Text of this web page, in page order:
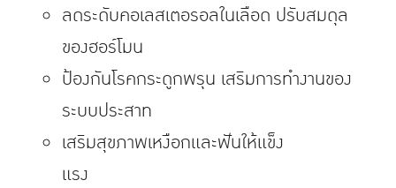
ลดระดับคอเลสเตอรอลในเลือด ปรับสมดุล
ของฮอร์โมน
ป้องกันโรคกระดูกพรุน เสริมการทำงานของ
ระบบประสาท
เสริมสุขภาพเหงือกและฟันให้แข็ง
แรง